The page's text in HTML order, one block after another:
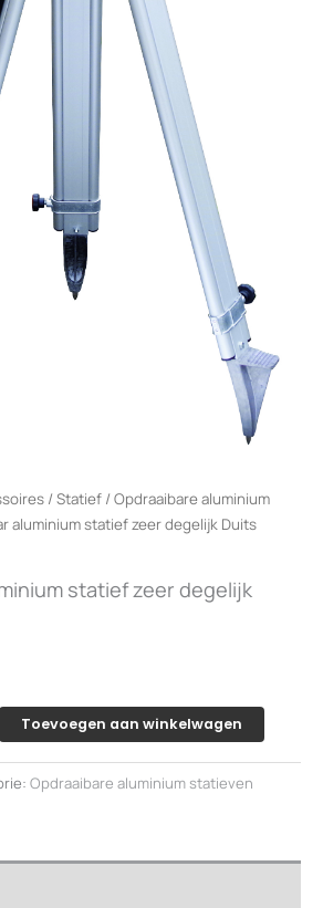
/Statief /Opdraaibare aluminium
aluminium statief zeer degelijk Duits
statief zeer degelijk
Toevoegen aan winkelwagen
Opdraaibare aluminium statieven